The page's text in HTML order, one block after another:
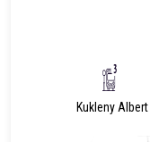
Kukleny Albert